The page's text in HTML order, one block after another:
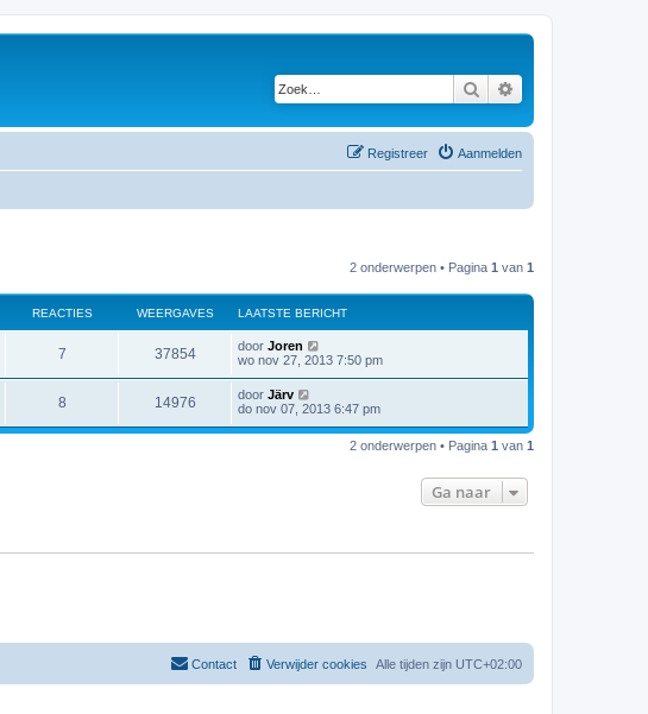
Zoek
Aanmelden
Registreer
2 onderwerpen • Pagina 1 van 1
REACTIES WEERGAVES LAATSTE BERICHT
7 37854 door Joren
wo nov 27, 2013 7:50 pm
8 14976 door Järv
do nov 07, 2013 6:47 pm
2 onderwerpen • Pagina 1 van 1
Ga naar
Alle tijden zijn UTC+02:00
Verwijder cookies
Contact